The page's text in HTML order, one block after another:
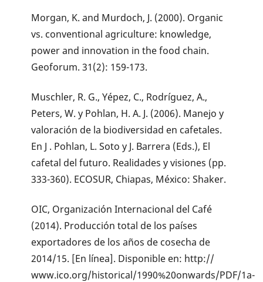
Morgan, K. and Murdoch, J. (2000). Organic
vs. conventional agriculture: knowledge,
power and innovation in the food chain.
Geoforum. 31(2): 159-173.
Muschler, R. G., Yépez, C., Rodríguez, A.,
Peters, W. y Pohlan, H. A. J. (2006). Manejo y
valoración de la biodiversidad en cafetales.
En J . Pohlan, L. Soto y J. Barrera (Eds.), El
cafetal del futuro. Realidades y visiones (pp.
333-360). ECOSUR, Chiapas, México: Shaker.
OIC, Organización Internacional del Café
(2014). Producción total de los países
exportadores de los años de cosecha de
2014/15. [En línea]. Disponible en: http://
www.ico.org/historical/1990%20onwards/PDF/1a-